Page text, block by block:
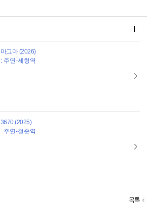
마그마 (2026)
: 주연-세형역
3670 (2025)
: 주연-철준역
목록